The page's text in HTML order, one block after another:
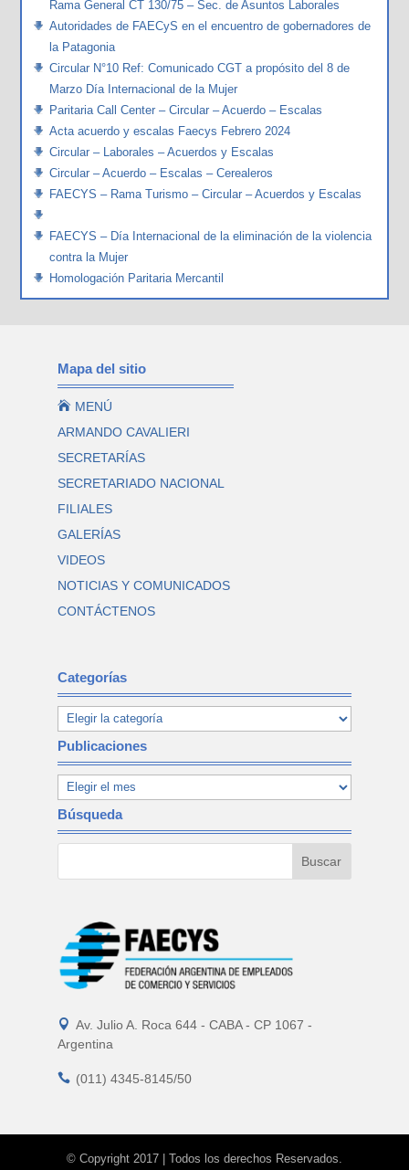
Rama General CT 130/75 – Sec. de Asuntos Laborales
Autoridades de FAECyS en el encuentro de gobernadores de
la Patagonia
Circular N°10 Ref: Comunicado CGT a propósito del 8 de
Marzo Día Internacional de la Mujer
Paritaria Call Center – Circular – Acuerdo – Escalas
Acta acuerdo y escalas Faecys Febrero 2024
Circular – Laborales – Acuerdos y Escalas
Circular – Acuerdo – Escalas – Cerealeros
FAECYS – Rama Turismo – Circular – Acuerdos y Escalas
FAECYS – Día Internacional de la eliminación de la violencia
contra la Mujer
Homologación Paritaria Mercantil
Mapa del sitio
 MENÚ
ARMANDO CAVALIERI
SECRETARÍAS
SECRETARIADO NACIONAL
FILIALES
GALERÍAS
VIDEOS
NOTICIAS Y COMUNICADOS
CONTÁCTENOS
Categorías
Publicaciones
Búsqueda
 Av. Julio A. Roca 644 - CABA - CP 1067 -
Argentina
 (011) 4345-8145/50
© Copyright 2017 | Todos los derechos Reservados.